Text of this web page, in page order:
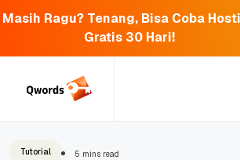
Masih Ragu? Tenang, Bisa Coba
Gratis 30 Hari!
Tutorial 5 mins read